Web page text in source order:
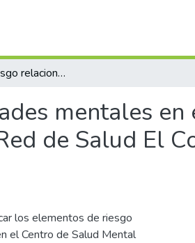
Factores de riesgo relacionados a enfermedades mentales en el Centro de Salud Mental Comunitario Suma Jakaña Red de Salud El Collao 2022 - 2023
mentales en
de Salud El
los elementos de riesgo
el Centro de Salud Mental